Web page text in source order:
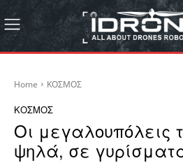
Home ΚΟΣΜΟΣ
ΚΟΣΜΟΣ
Οι μεγαλουπόλεις
ψηλά, σε